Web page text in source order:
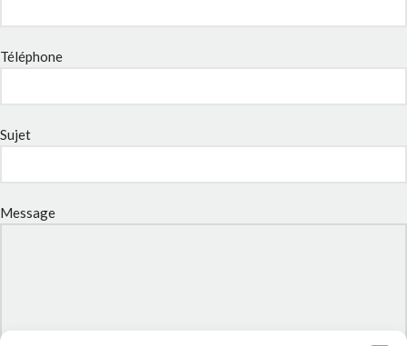
Téléphone
Sujet
Message